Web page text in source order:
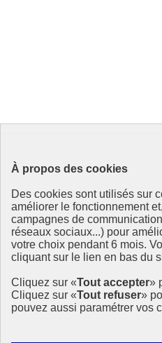
À propos des cookies
Des cookies sont utilisés sur
améliorer le fonctionnement
campagnes de
réseaux sociaux...) pour
votre choix pendant 6 mois.
cliquant sur le lien en bas du
Cliquez sur «Tout accepter»
Cliquez sur «Tout refuser»
pouvez aussi paramétrer vos